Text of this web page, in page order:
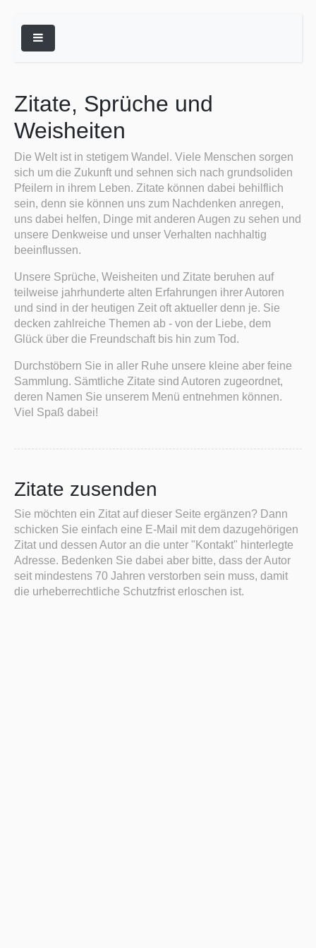

Zitate, Sprüche und
Weisheiten
Die Welt ist in stetigem Wandel. Viele Menschen sorgen
sich um die Zukunft und sehnen sich nach grundsoliden
Pfeilern in ihrem Leben. Zitate können dabei behilflich
sein, denn sie können uns zum Nachdenken anregen,
uns dabei helfen, Dinge mit anderen Augen zu sehen und
unsere Denkweise und unser Verhalten nachhaltig
beeinflussen.
Unsere Sprüche, Weisheiten und Zitate beruhen auf
teilweise jahrhunderte alten Erfahrungen ihrer Autoren
und sind in der heutigen Zeit oft aktueller denn je. Sie
decken zahlreiche Themen ab - von der Liebe, dem
Glück über die Freundschaft bis hin zum Tod.
Durchstöbern Sie in aller Ruhe unsere kleine aber feine
Sammlung. Sämtliche Zitate sind Autoren zugeordnet,
deren Namen Sie unserem Menü entnehmen können.
Viel Spaß dabei!
Zitate zusenden
Sie möchten ein Zitat auf dieser Seite ergänzen? Dann
schicken Sie einfach eine E-Mail mit dem dazugehörigen
Zitat und dessen Autor an die unter "Kontakt" hinterlegte
Adresse. Bedenken Sie dabei aber bitte, dass der Autor
seit mindestens 70 Jahren verstorben sein muss, damit
die urheberrechtliche Schutzfrist erloschen ist.